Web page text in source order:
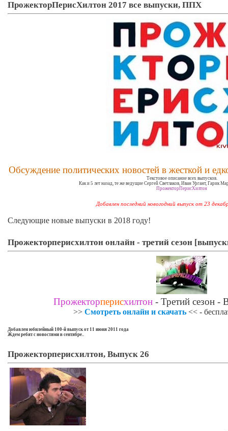
ПрожекторПерисХилтон 2017 все выпуски, ППХ
Обсуждение политических новостей в жесткой и
Текстовое описание всех выпусков.
Как и 5 лет назад, те же ведущие Сергей Светлаков, Иван Ургант, Гарик
ПрожекторПерисХилтон
Добавлен последний новогодний выпуск от 23
Следующие новые выпуски в 2018 году!
Прожекторперисхилтон онлайн - третий сезон
Прожекторперисхилтон - Третий сезон -
>> Смотреть онлайн и скачать<< -
Добавлен юбилейный 100-й выпуск от 11 июня 2011 года
Ждем ребят с новостями в сентябре..
Прожекторперисхилтон, Выпуск 26